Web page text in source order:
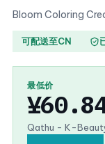
Bloom Coloring
可配送至CN
最低价
Qathu - K-